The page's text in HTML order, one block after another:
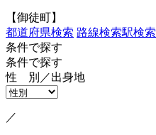
【御徒町】
都道府県検索 路線検索駅検索
条件で探す
条件で探す
性 別／出身地
／